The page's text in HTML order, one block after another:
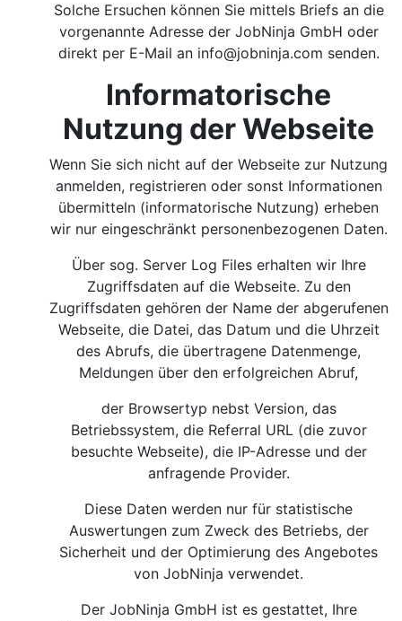
Solche Ersuchen können Sie mittels Briefs an die
vorgenannte Adresse der JobNinja GmbH oder
direkt per E-Mail an info@jobninja.com senden.
Informatorische
Nutzung der Webseite
Wenn Sie sich nicht auf der Webseite zur Nutzung
anmelden, registrieren oder sonst Informationen
übermitteln (informatorische Nutzung) erheben
wir nur eingeschränkt personenbezogenen Daten.
Über sog. Server Log Files erhalten wir Ihre
Zugriffsdaten auf die Webseite. Zu den
Zugriffsdaten gehören der Name der abgerufenen
Webseite, die Datei, das Datum und die Uhrzeit
des Abrufs, die übertragene Datenmenge,
Meldungen über den erfolgreichen Abruf,
der Browsertyp nebst Version, das
Betriebssystem, die Referral URL (die zuvor
besuchte Webseite), die IP-Adresse und der
anfragende Provider.
Diese Daten werden nur für statistische
Auswertungen zum Zweck des Betriebs, der
Sicherheit und der Optimierung des Angebotes
von JobNinja verwendet.
Der JobNinja GmbH ist es gestattet, Ihre